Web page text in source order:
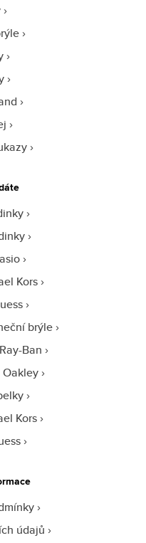
Kors
brýle
Ban
Kors
údajů